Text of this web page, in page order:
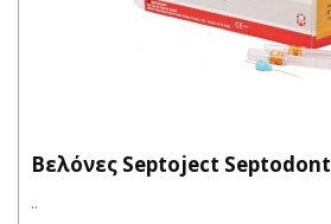
Βελόνες Septoject Septodont
..